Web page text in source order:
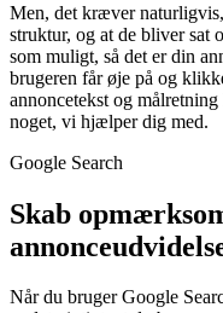
Men, det kræver
struktur, og at de bliver sat
som muligt, så det er din
brugeren får øje på og
annoncetekst og
noget, vi hjælper dig med.
Google Search
Skab
Når du bruger Google